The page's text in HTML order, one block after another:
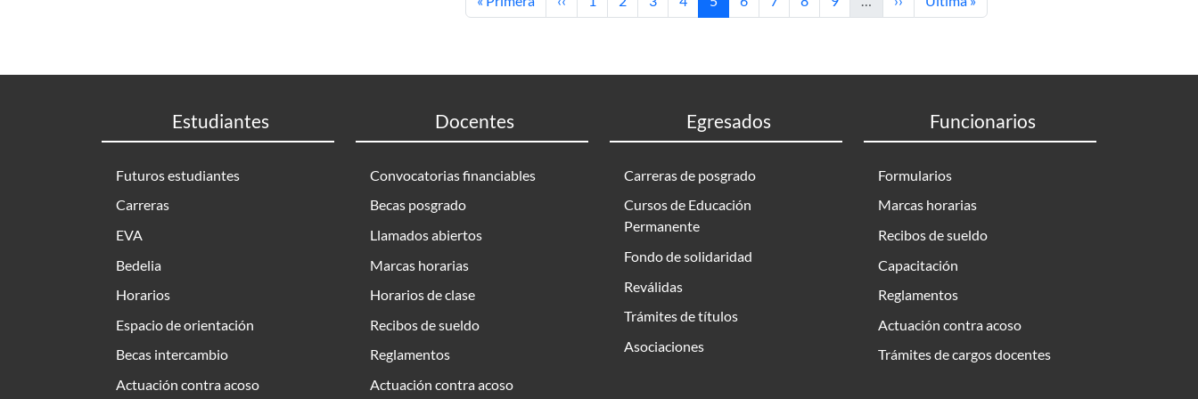
Estudiantes
Futuros estudiantes
Carreras
EVA
Bedelia
Horarios
Espacio de orientación
Becas intercambio
Actuación contra acoso
Docentes
Convocatorias financiables
Becas posgrado
Llamados abiertos
Marcas horarias
Horarios de clase
Recibos de sueldo
Reglamentos
Actuación contra acoso
Egresados
Carreras de posgrado
Cursos de Educación
Permanente
Fondo de solidaridad
Reválidas
Trámites de títulos
Asociaciones
Funcionarios
Formularios
Marcas horarias
Recibos de sueldo
Capacitación
Reglamentos
Actuación contra acoso
Trámites de cargos docentes